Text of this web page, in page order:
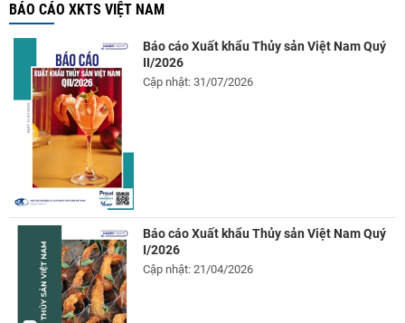
BÁO CÁO XKTS VIỆT NAM
Báo cáo Xuất khẩu Thủy sản Việt Nam Quý
II/2026
Cập nhật: 31/07/2026
Báo cáo Xuất khẩu Thủy sản Việt Nam Quý
I/2026
Cập nhật: 21/04/2026